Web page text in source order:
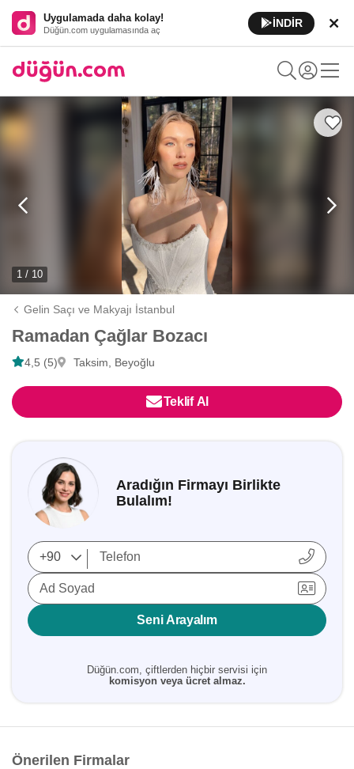
Uygulamada daha kolay!
Düğün.com uygulamasında aç
İNDİR
1 / 10
Gelin Saçı ve Makyajı İstanbul
Ramadan Çağlar Bozacı
4,5 (5) Taksim, Beyoğlu
Teklif Al
Aradığın Firmayı Birlikte
Bulalım!
Ad Soyad
Seni Arayalım
Düğün.com, çiftlerden hiçbir servisi için
komisyon veya ücret almaz.
Önerilen Firmalar